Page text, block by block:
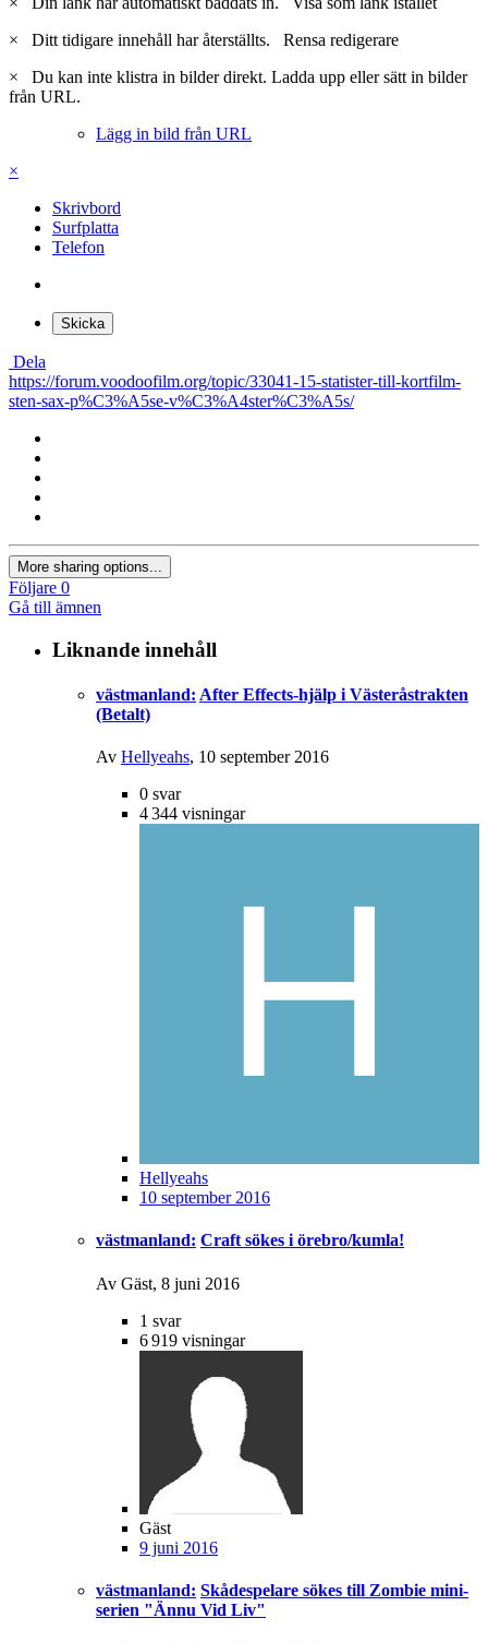
×
Ditt tidigare innehåll har återställts. Rensa redigerare
×
Du kan inte klistra in bilder direkt. Ladda upp eller sätt in bilder
från URL.
Lägg in bild från URL
×
Skrivbord
Surfplatta
Telefon
Skicka
Dela
https://forum.voodoofilm.org/topic/33041-15-statister-till-kortfilm-
sten-sax-p%C3%A5se-v%C3%A4ster%C3%A5s/
More sharing options...
Följare 0
Gå till ämnen
Liknande innehåll
västmanland: After Effects-hjälp i Västeråstrakten
(Betalt)
Av Hellyeahs, 10 september 2016
0 svar
4 344 visningar
Hellyeahs
10 september 2016
västmanland: Craft sökes i örebro/kumla!
Av Gäst, 8 juni 2016
1 svar
6 919 visningar
Gäst
9 juni 2016
västmanland: Skådespelare sökes till Zombie mini-
serien "Ännu Vid Liv"